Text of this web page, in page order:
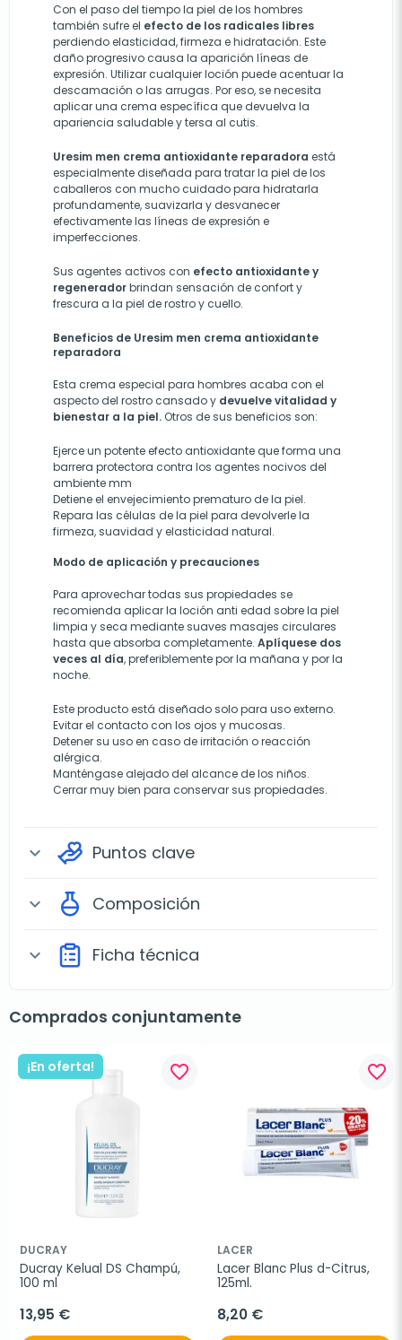
Con el paso del tiempo la piel de los hombres
también sufre el efecto de los radicales libres
perdiendo elasticidad, firmeza e hidratación. Este
daño progresivo causa la aparición líneas de
expresión. Utilizar cualquier loción puede acentuar la
descamación o las arrugas. Por eso, se necesita
aplicar una crema específica que devuelva la
apariencia saludable y tersa al cutis.
Uresim men crema antioxidante reparadora está
especialmente diseñada para tratar la piel de los
caballeros con mucho cuidado para hidratarla
profundamente, suavizarla y desvanecer
efectivamente las líneas de expresión e
imperfecciones.
Sus agentes activos con efecto antioxidante y
regeneradorbrindan sensación de confort y
frescura a la piel de rostro y cuello.
Beneficios de Uresim men crema antioxidante
reparadora
Esta crema especial para hombres acaba con el
aspecto del rostro cansado y devuelve vitalidad y
bienestar a la piel. Otros de sus beneficios son:
Ejerce un potente efecto antioxidante que forma una
barrera protectora contra los agentes nocivos del
ambiente mm
Detiene el envejecimiento prematuro de la piel.
Repara las células de la piel para devolverle la
firmeza, suavidad y elasticidad natural.
Modo de aplicación y precauciones
Para aprovechar todas sus propiedades se
recomienda aplicar la loción anti edad sobre la piel
limpia y seca mediante suaves masajes circulares
hasta que absorba completamente. Aplíquese dos
veces al día, preferiblemente por la mañana y por la
noche.
Este producto está diseñado solo para uso externo.
Evitar el contacto con los ojos y mucosas.
Detener su uso en caso de irritación o reacción
alérgica.
Manténgase alejado del alcance de los niños.
Cerrar muy bien para conservar sus propiedades.
expand_more Puntos clave
expand_more Composición
expand_more Ficha técnica
Comprados conjuntamente
¡En oferta! favorite_border
DUCRAY
Ducray Kelual DS Champú,
100 ml
13,95 €
favorite_border
LACER
Lacer Blanc Plus d-Citrus,
125ml.
8,20 €